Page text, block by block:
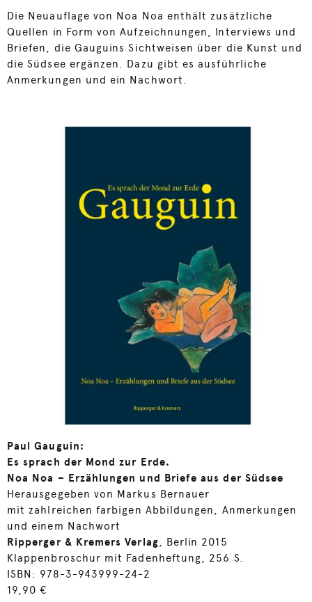
Die Neuauflage von Noa Noa enthält zusätzliche
Quellen in Form von Aufzeichnungen, Interviews und
Briefen, die Gauguins Sichtweisen über die Kunst und
die Südsee ergänzen. Dazu gibt es ausführliche
Anmerkungen und ein Nachwort.
Paul Gauguin:
Es sprach der Mond zur Erde.
Noa Noa – Erzählungen und Briefe aus der Südsee
Herausgegeben von Markus Bernauer
mit zahlreichen farbigen Abbildungen, Anmerkungen
und einem Nachwort
Ripperger & Kremers Verlag, Berlin 2015
Klappenbroschur mit Fadenheftung, 256 S.
ISBN: 978-3-943999-24-2
19,90 €